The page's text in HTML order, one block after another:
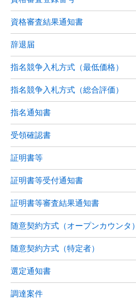
資格審査結果通知書
辞退届
指名競争入札方式（最低価格）
指名競争入札方式（総合評価）
指名通知書
受領確認書
証明書等
証明書等受付通知書
証明書等審査結果通知書
随意契約方式（オープンカウンタ）
随意契約方式（特定者）
選定通知書
調達案件